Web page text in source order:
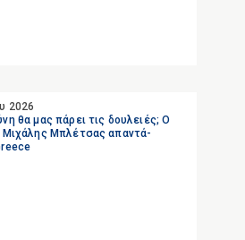
2026
θα μας πάρει τις δουλειές; Ο
Μιχάλης Μπλέτσας απαντά-